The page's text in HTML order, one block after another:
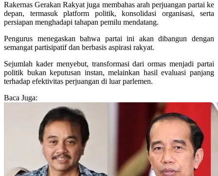
Rakernas Gerakan Rakyat juga membahas arah perjuangan partai ke
depan, termasuk platform politik, konsolidasi organisasi, serta
persiapan menghadapi tahapan pemilu mendatang.
Pengurus menegaskan bahwa partai ini akan dibangun dengan
semangat partisipatif dan berbasis aspirasi rakyat.
Sejumlah kader menyebut, transformasi dari ormas menjadi partai
politik bukan keputusan instan, melainkan hasil evaluasi panjang
terhadap efektivitas perjuangan di luar parlemen.
Baca Juga: